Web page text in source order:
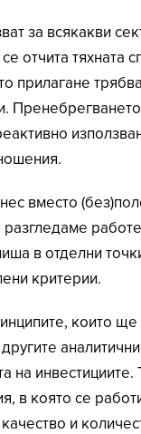
за всякакви
отчита тяхната
прилагане
вместо
в отделни
критерии.
които
на инвестициите.
в която се
и